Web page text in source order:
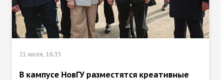
21 июля, 16:35
В кампусе НовГУ разместятся креативные